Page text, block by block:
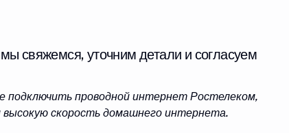
свяжемся, уточним детали и согласуем
подключить проводной интернет Ростелеком,
скорость домашнего интернета.